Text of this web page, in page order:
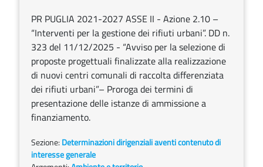
PR PUGLIA 2021-2027 ASSE II - Azione 2.10 –
“Interventi per la gestione dei rifiuti urbani”. DD n.
323 del 11/12/2025 - “Avviso per la selezione di
proposte progettuali finalizzate alla realizzazione
di nuovi centri comunali di raccolta differenziata
dei rifiuti urbani”– Proroga dei termini di
presentazione delle istanze di ammissione a
finanziamento.
Sezione: Determinazioni dirigenziali aventi contenuto di
interesse generale